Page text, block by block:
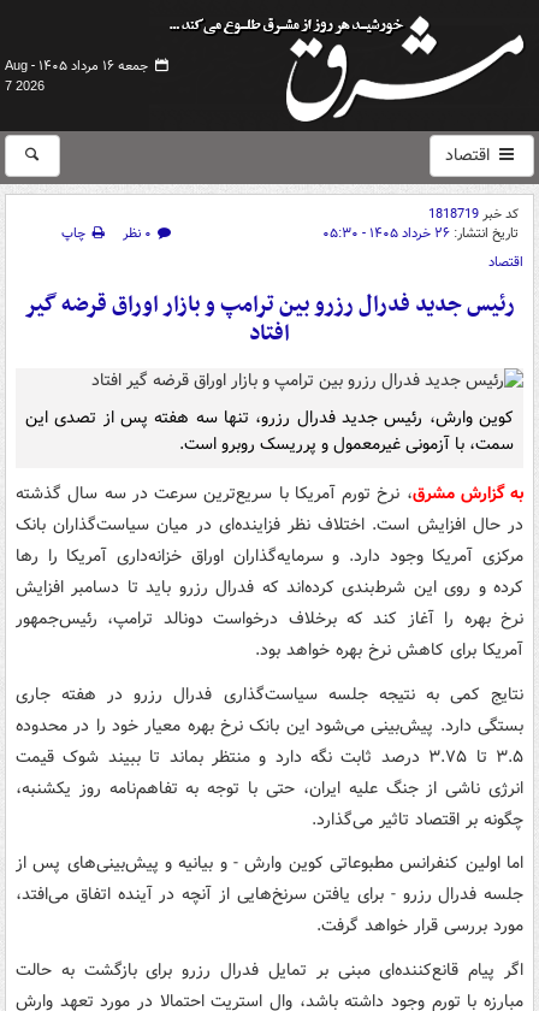
جمعه ۱۶ مرداد ۱۴۰۵ -
Aug
7 2026
اقتصاد
کد خبر1818719
تاریخ انتشار: ۲۶ خرداد ۱۴۰۵ - ۰۵:۳۰ ۰ نظر
چاپ
اقتصاد
رئیس جدید فدرال رزرو بین ترامپ و بازار اوراق قرضه گیر
افتاد
کوین وارش، رئیس جدید فدرال رزرو، تنها سه هفته پس از تصدی این
سمت، با آزمونی غیرمعمول و پرریسک روبرو است.
به گزارش مشرق، نرخ تورم آمریکا با سریع‌ترین سرعت در سه سال گذشته
در حال افزایش است. اختلاف نظر فزاینده‌ای در میان سیاست‌گذاران بانک
مرکزی آمریکا وجود دارد. و سرمایه‌گذاران اوراق خزانه‌داری آمریکا را رها
کرده و روی این شرط‌بندی کرده‌اند که فدرال رزرو باید تا دسامبر افزایش
نرخ بهره را آغاز کند که برخلاف درخواست دونالد ترامپ، رئیس‌جمهور
آمریکا برای کاهش نرخ بهره خواهد بود.
نتایج کمی به نتیجه جلسه سیاست‌گذاری فدرال رزرو در هفته جاری
بستگی دارد. پیش‌بینی می‌شود این بانک نرخ بهره معیار خود را در محدوده
۳.۵ تا ۳.۷۵ درصد ثابت نگه دارد و منتظر بماند تا ببیند شوک قیمت
انرژی ناشی از جنگ علیه ایران، حتی با توجه به تفاهم‌نامه روز یکشنبه،
چگونه بر اقتصاد تاثیر می‌گذارد.
اما اولین کنفرانس مطبوعاتی کوین وارش - و بیانیه و پیش‌بینی‌های پس از
جلسه فدرال رزرو - برای یافتن سرنخ‌هایی از آنچه در آینده اتفاق می‌افتد،
مورد بررسی قرار خواهد گرفت.
اگر پیام قانع‌کننده‌ای مبنی بر تمایل فدرال رزرو برای بازگشت به حالت
مبارزه با تورم وجود داشته باشد، وال استریت احتمالا در مورد تعهد وارش